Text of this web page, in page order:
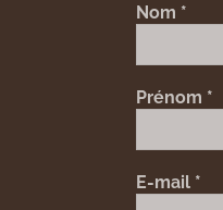
Nom *
Prénom *
E-mail *